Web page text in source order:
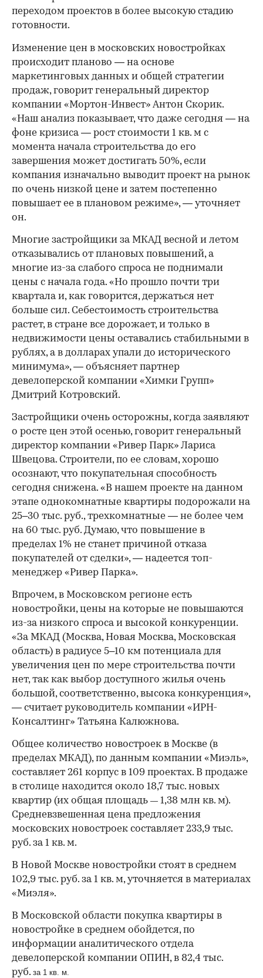
переходом проектов в более высокую стадию
готовности.
Изменение цен в московских новостройках
происходит планово — на основе
маркетинговых данных и общей стратегии
продаж, говорит генеральный директор
компании «Мортон-Инвест» Антон Скорик.
«Наш анализ показывает, что даже сегодня — на
фоне кризиса — рост стоимости 1 кв. м с
момента начала строительства до его
завершения может достигать 50%, если
компания изначально выводит проект на рынок
по очень низкой цене и затем постепенно
повышает ее в плановом режиме», — уточняет
он.
Многие застройщики за МКАД весной и летом
отказывались от плановых повышений, а
многие из-за слабого спроса не поднимали
цены с начала года. «Но прошло почти три
квартала и, как говорится, держаться нет
больше сил. Себестоимость строительства
растет, в стране все дорожает, и только в
недвижимости цены оставались стабильными в
рублях, а в долларах упали до исторического
минимума», — объясняет партнер
девелоперской компании «Химки Групп»
Дмитрий Котровский.
Застройщики очень осторожны, когда заявляют
о росте цен этой осенью, говорит генеральный
директор компании «Ривер Парк» Лариса
Швецова. Строители, по ее словам, хорошо
осознают, что покупательная способность
сегодня снижена. «В нашем проекте на данном
этапе однокомнатные квартиры подорожали на
25–30 тыс. руб., трехкомнатные — не более чем
на 60 тыс. руб. Думаю, что повышение в
пределах 1% не станет причиной отказа
покупателей от сделки», — надеется топ-
менеджер «Ривер Парка».
Впрочем, в Московском регионе есть
новостройки, цены на которые не повышаются
из-за низкого спроса и высокой конкуренции.
«За МКАД (Москва, Новая Москва, Московская
область) в радиусе 5–10 км потенциала для
увеличения цен по мере строительства почти
нет, так как выбор доступного жилья очень
большой, соответственно, высока конкуренция»,
— считает руководитель компании «ИРН-
Консалтинг» Татьяна Калюжнова.
Общее количество новостроек в Москве (в
пределах МКАД), по данным компании «Миэль»,
составляет 261 корпус в 109 проектах. В продаже
в столице находится около 18,7 тыс. новых
квартир (их общая площадь — 1,38 млн кв. м).
Средневзвешенная цена предложения
московских новостроек составляет 233,9 тыс.
руб. за 1 кв. м.
В Новой Москве новостройки стоят в среднем
102,9 тыс. руб. за 1 кв. м, уточняется в материалах
«Миэля».
В Московской области покупка квартиры в
новостройке в среднем обойдется, по
информации аналитического отдела
девелоперской компании ОПИН, в 82,4 тыс.
руб. за 1 кв. м.